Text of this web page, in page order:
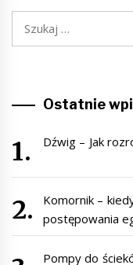
Ostatnie
Dźwig – Jak
Komornik –
postępowania
Pompy do